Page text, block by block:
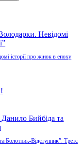
історії про жінок в епоху
Болотник-Відступник”. Третє